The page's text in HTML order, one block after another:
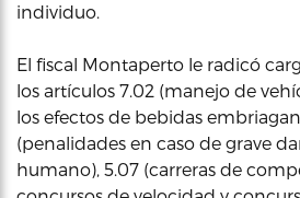
individuo.
El fiscal Montaperto le radicó
los artículos 7.02 (manejo de
los efectos de bebidas
(penalidades en caso de grave
humano), 5.07 (carreras de